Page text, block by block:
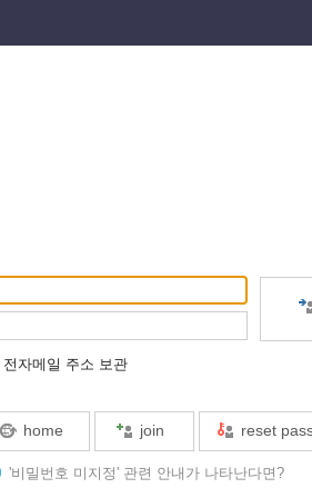
전자메일 주소 보관
home join reset
'비밀번호 미지정' 관련 안내가 나타난다면?